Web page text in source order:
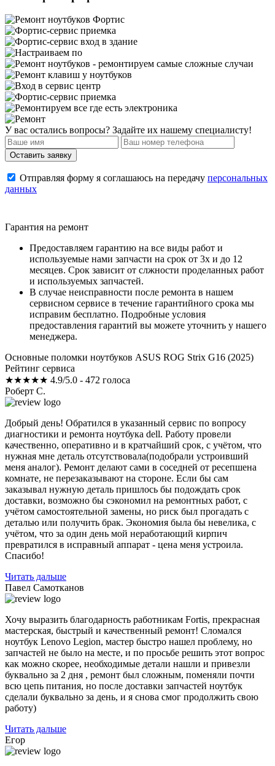
У вас остались вопросы? Задайте их нашему специалисту!
Отправляя форму я соглашаюсь на передачу персональных
данных
Гарантия на ремонт
Предоставляем гарантию на все виды работ и
используемые нами запчасти на срок от 3х и до 12
месяцев. Срок зависит от слжности проделанных работ
и используемых запчастей.
В случае неисправности после ремонта в нашем
сервисном сервисе в течение гарантийного срока мы
исправим бесплатно. Подробные условия
предоставления гарантий вы можете уточнить у нашего
менеджера.
Основные поломки ноутбуков ASUS ROG Strix G16 (2025)
Рейтинг сервиса
★★★★★ 4.9/5.0 - 472 голоса
Роберт С.
Добрый день! Обратился в указанный сервис по вопросу
диагностики и ремонта ноутбука dell. Работу провели
качественно, оперативно и в кратчайший срок, с учётом, что
нужная мне деталь отсутствовала(подобрали устроивший
меня аналог). Ремонт делают сами в соседней от ресепшена
комнате, не перезаказывают на стороне. Если бы сам
заказывал нужную деталь пришлось бы подождать срок
доставки, возможно бы сэкономил на ремонтных работ, с
учётом самостоятельной замены, но риск был прогадать с
деталью или получить брак. Экономия была бы невелика, с
учётом, что за один день мой неработающий кирпич
превратился в исправный аппарат - цена меня устроила.
Спасибо!
Читать дальше
Павел Самотканов
Хочу выразить благодарность работникам Fortis, прекрасная
мастерская, быстрый и качественный ремонт! Сломался
ноутбук Lenovo Legion, мастер быстро нашел проблему, но
запчастей не было на месте, и по просьбе решить этот вопрос
как можно скорее, необходимые детали нашли и привезли
буквально за 2 дня , ремонт был сложным, поменяли почти
всю цепь питания, но после доставки запчастей ноутбук
сделали буквально за день, и я снова смог продолжить свою
работу)
Читать дальше
Егор